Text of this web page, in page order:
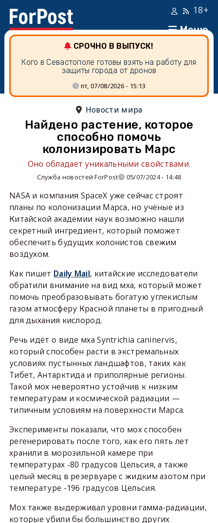
Меню
18+
СРОЧНО В ВЫПУСК!
Кого в Севастополе готовы взять на работу для
защиты города от дронов
пт, 07/08/2026 - 15:13
Новости мира
Найдено растение, которое
способно помочь
колонизировать Марс
Оно обладает уникальными свойствами.
Служба новостей ForPost 05/07/2024 - 14:48
NASA и компания SpaceX уже сейчас строят
планы по колонизации Марса, но учёные из
Китайской академии наук возможно нашли
секретный ингредиент, который поможет
обеспечить будущих колонистов свежим
воздухом.
Как пишет Daily Mail, китайские исследователи
обратили внимание на вид мха, который может
помочь преобразовывать богатую углекислым
газом атмосферу Красной планеты в пригодный
для дыхания кислород.
Речь идёт о виде мха Syntrichia caninervis,
который способен расти в экстремальных
условиях пустынных ландшафтов, таких как
Тибет, Антарктида и приполярные регионы.
Такой мох невероятно устойчив к низким
температурам и космической радиации —
типичным условиям на поверхности Марса.
Эксперименты показали, что мох способен
регенерировать после того, как его пять лет
хранили в морозильной камере при
температурах -80 градусов Цельсия, а также
целый месяц в резервуаре с жидким азотом при
температуре -196 градусов Цельсия.
Мох также выдерживал уровни гамма-радиации,
которые убили бы большинство других